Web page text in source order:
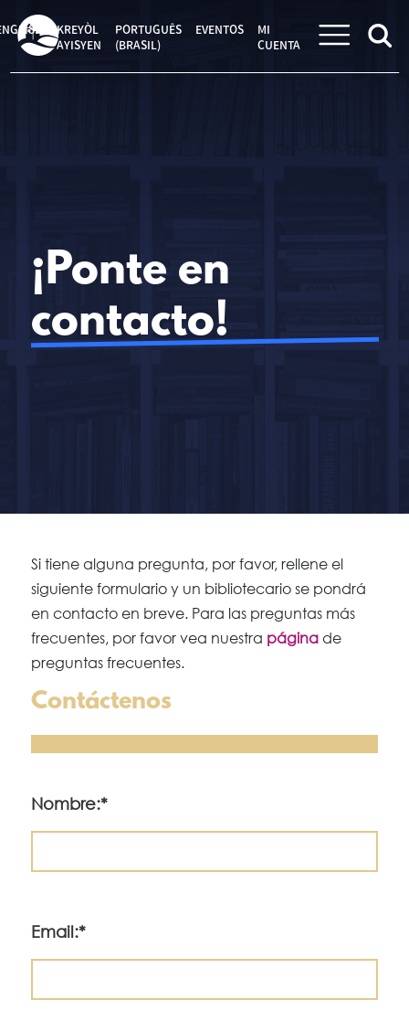
al
contenidoKREYÒL
AYISYEN
PORTUGUÊS
(BRASIL)
EVENTOS
MI
CUENTA
¡Ponte en
contacto!
Si tiene alguna pregunta, por favor, rellene el
siguiente formulario y un bibliotecario se pondrá
en contacto en breve. Para las preguntas más
frecuentes, por favor vea nuestra páginade
preguntas frecuentes.
Contáctenos
Nombre:*
Email:*